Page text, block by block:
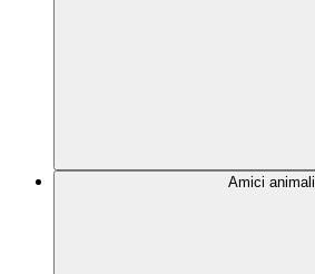
Amici animali